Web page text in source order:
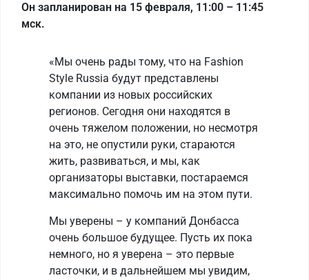
Он запланирован на 15 февраля, 11:00 – 11:45
мск.
«Мы очень рады тому, что на Fashion
Style Russia будут представлены
компании из новых российских
регионов. Сегодня они находятся в
очень тяжелом положении, но несмотря
на это, не опустили руки, стараются
жить, развиваться, и мы, как
организаторы выставки, постараемся
максимально помочь им на этом пути.
Мы уверены – у компаний Донбасса
очень большое будущее. Пусть их пока
немного, но я уверена – это первые
ласточки, и в дальнейшем мы увидим,